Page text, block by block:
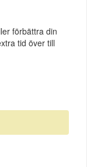
förbättra din
tid över till